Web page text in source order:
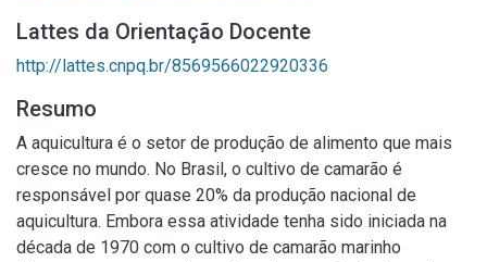
Lattes da Orientação Docente
http://lattes.cnpq.br/8569566022920336
Resumo
A aquicultura é o setor de produção de alimento que mais
cresce no mundo. No Brasil, o cultivo de camarão é
responsável por quase 20% da produção nacional de
aquicultura. Embora essa atividade tenha sido iniciada na
década de 1970 com o cultivo de camarão marinho